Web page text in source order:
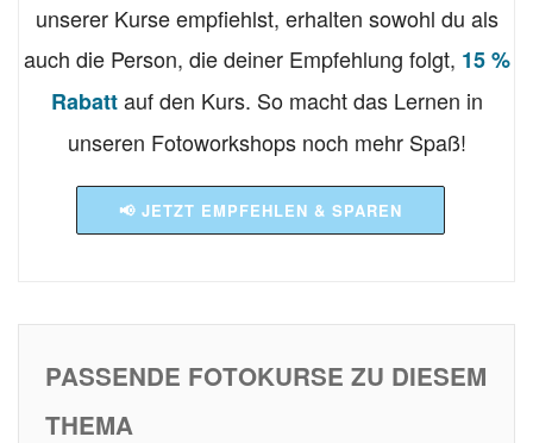
unserer Kurse empfiehlst, erhalten sowohl du als
auch die Person, die deiner Empfehlung folgt, 15 %
Rabattauf den Kurs. So macht das Lernen in
unseren Fotoworkshops noch mehr Spaß!
📢 JETZT EMPFEHLEN & SPAREN
PASSENDE FOTOKURSE ZU DIESEM
THEMA